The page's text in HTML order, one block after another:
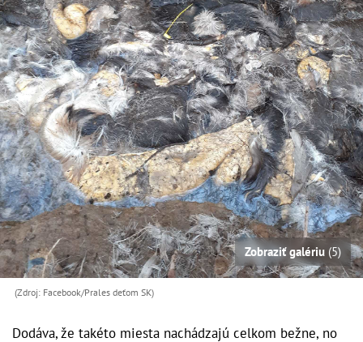
Zobraziť galériu (5)
(Zdroj: Facebook/Prales deťom SK)
Dodáva, že takéto miesta nachádzajú celkom bežne, no